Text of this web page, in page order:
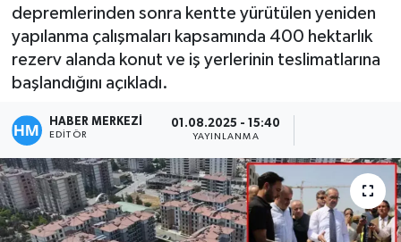
depremlerinden sonra kentte yürütülen yeniden
yapılanma çalışmaları kapsamında 400 hektarlık
rezerv alanda konut ve iş yerlerinin teslimatlarına
başlandığını açıkladı.
HABER MERKEZİ
EDITÖR
01.08.2025 - 15:40
YAYINLANMA